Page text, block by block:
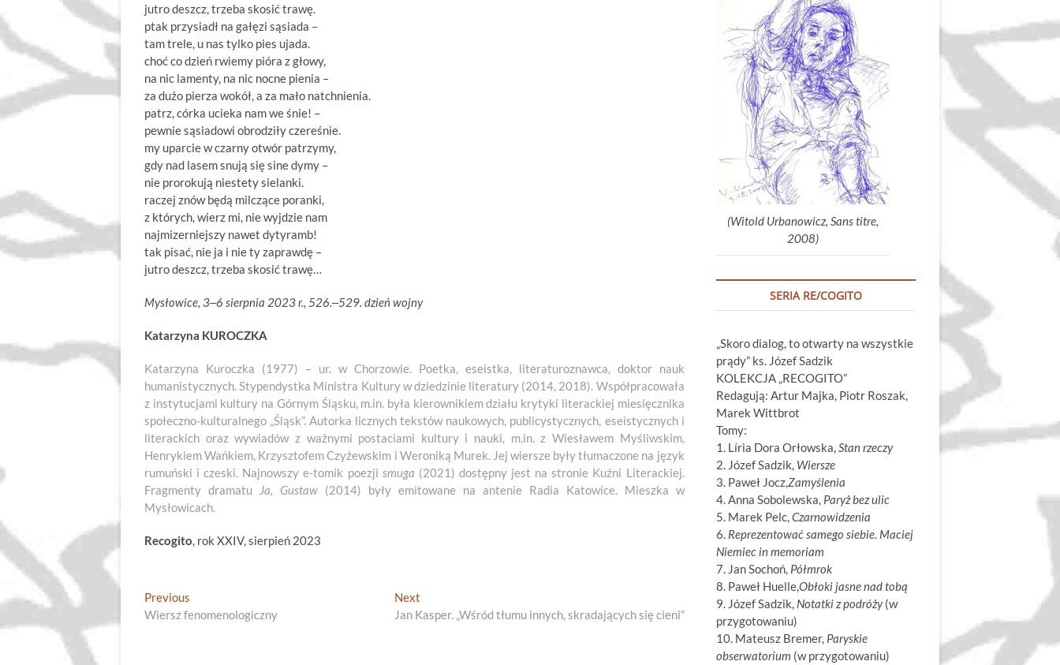
jutro deszcz, trzeba skosić trawę.
ptak przysiadł na gałęzi sąsiada –
tam trele, u nas tylko pies ujada.
choć co dzień rwiemy pióra z głowy,
na nic lamenty, na nic nocne pienia –
za dużo pierza wokół, a za mało natchnienia.
patrz, córka ucieka nam we śnie! –
pewnie sąsiadowi obrodziły czereśnie.
my uparcie w czarny otwór patrzymy,
gdy nad lasem snują się sine dymy –
nie prorokują niestety sielanki.
raczej znów będą milczące poranki,
z których, wierz mi, nie wyjdzie nam
najmizerniejszy nawet dytyramb!
tak pisać, nie ja i nie ty zaprawdę –
jutro deszcz, trzeba skosić trawę…
Mysłowice, 3‒6 sierpnia 2023 r., 526. ‒529. dzień wojny
Katarzyna KUROCZKA
Katarzyna Kuroczka (1977) – ur. w Chorzowie. Poetka, eseistka, literaturoznawca, doktor nauk
humanistycznych. Stypendystka Ministra Kultury w dziedzinie literatury (2014, 2018). Współpracowała
z instytucjami kultury na Górnym Śląsku, m.in. była kierownikiem działu krytyki literackiej miesięcznika
społeczno-kulturalnego „Śląsk”. Autorka licznych tekstów naukowych, publicystycznych, eseistycznych i
literackich oraz wywiadów z ważnymi postaciami kultury i nauki, m.in. z Wiesławem Myśliwskim,
Henrykiem Wańkiem, Krzysztofem Czyżewskim i Weroniką Murek. Jej wiersze były tłumaczone na język
rumuński i czeski. Najnowszy e-tomik poezji smuga (2021) dostępny jest na stronie Kuźni Literackiej.
Fragmenty dramatu
Ja, Gustaw(2014) były emitowane na antenie Radia Katowice. Mieszka w
Mysłowicach.
Recogito , rok XXIV, sierpień 2023
Nawigacja
wpisu
Previous
post:
Wiersz fenomenologiczny
NextNext
post:
Jan Kasper. „Wśród tłumu innych, skradających się cieni”
głośność.
(Witold Urbanowicz, Sans titre,
2008)
SERIA RE/COGITO
„Skoro dialog, to otwarty na wszystkie
prądy” ks. Józef Sadzik
KOLEKCJA „RECOGITO”
Redagują: Artur Majka, Piotr Roszak,
Marek Wittbrot
Tomy:
1. Líria Dora Orłowska,Stan rzeczy
2. Józef Sadzik, Wiersze
3. Paweł Jocz,Zamyślenia
4. Anna Sobolewska, Paryż bez ulic
5. Marek Pelc,Czarnowidzenia
6. Reprezentować samego siebie. Maciej
Niemiec in memoriam
7. Jan Sochoń, Półmrok
8. Paweł Huelle,Obłoki jasne nad tobą
9. Józef Sadzik, Notatki z podróży(w
przygotowaniu)
10. Mateusz Bremer, Paryskie
obserwatorium (w przygotowaniu)